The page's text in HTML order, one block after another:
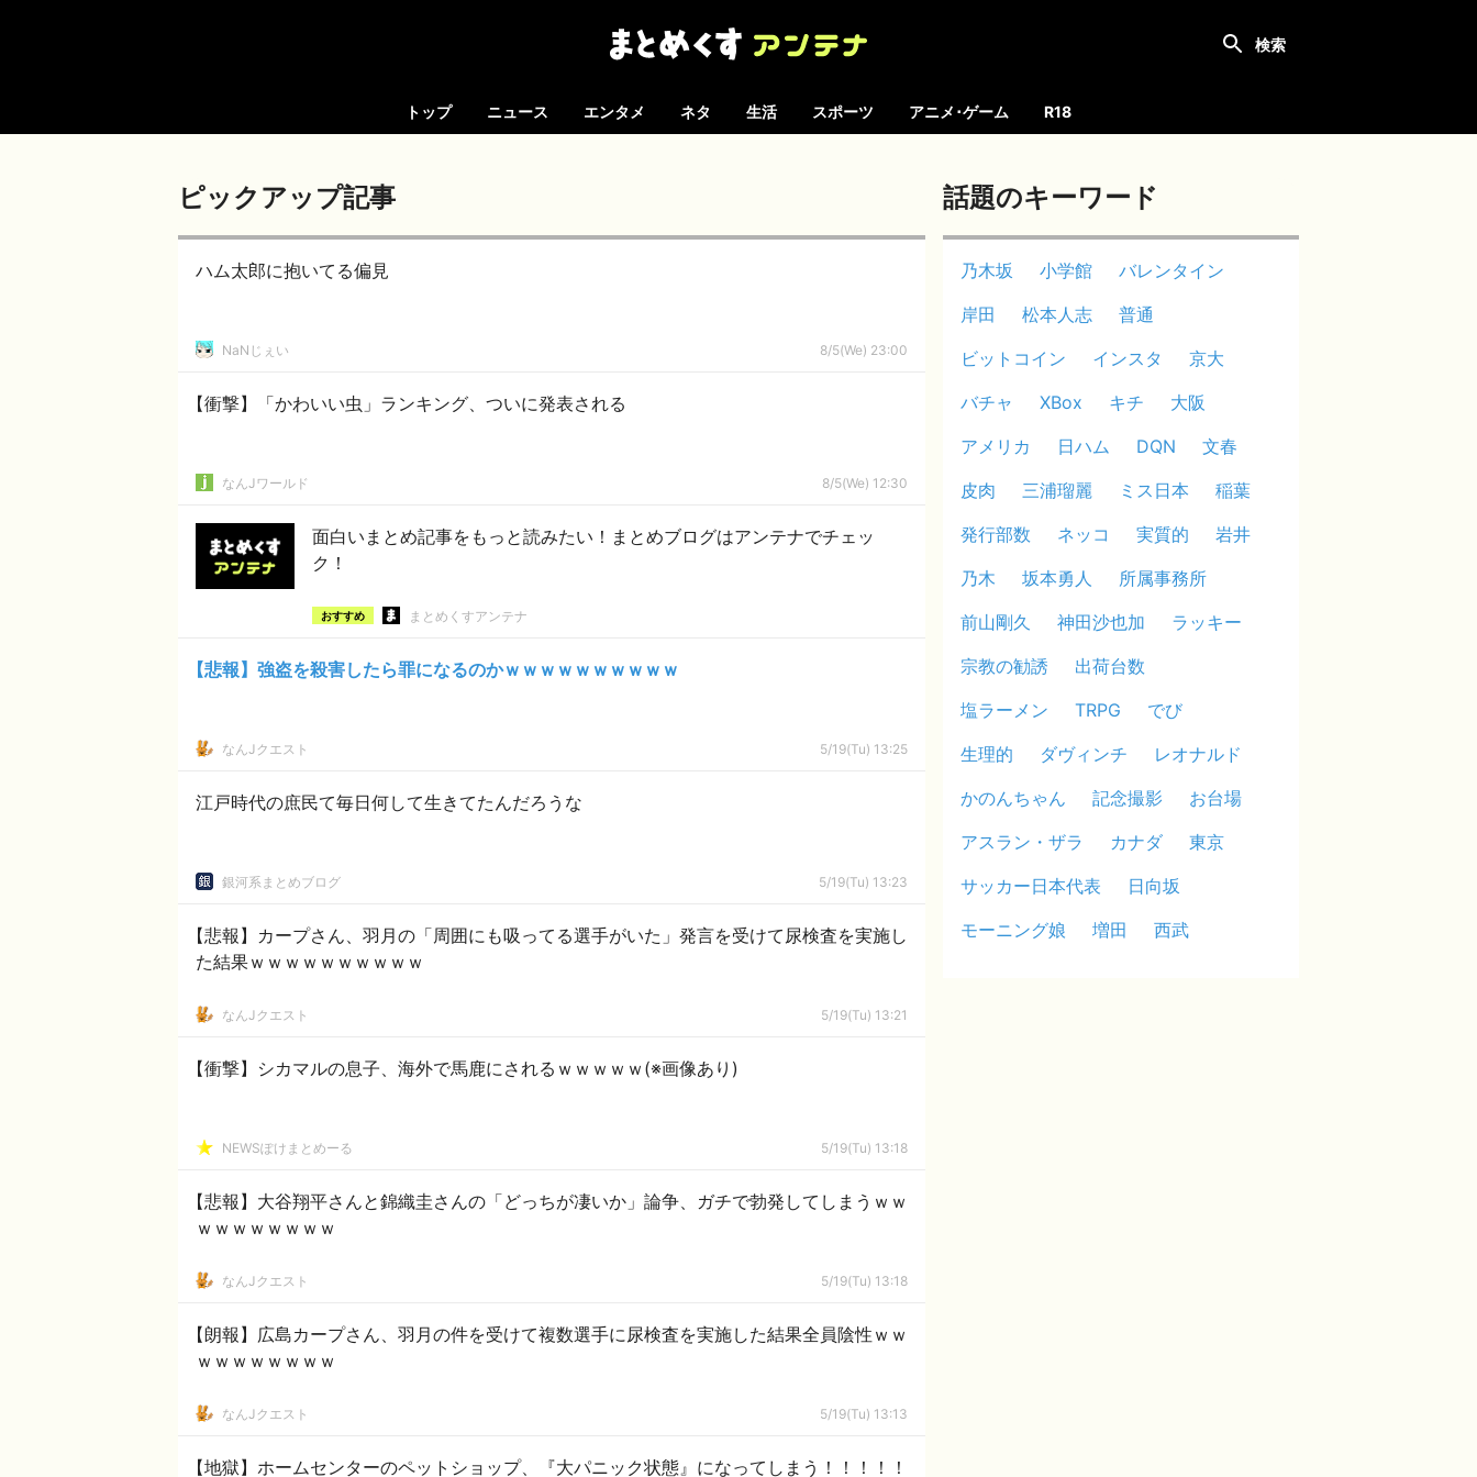
トップ ニュース エンタメ ネタ 生活 スポーツ アニメ･ゲーム R18
ピックアップ記事
ハム太郎に抱いてる偏見
NaNじぇい 8/5(We) 23:00
【衝撃】「かわいい虫」ランキング、ついに発表される
なんJワールド 8/5(We) 12:30
面白いまとめ記事をもっと読みたい！まとめブログはアンテナでチェッ
ク！
おすすめ まとめくすアンテナ
【悲報】強盗を殺害したら罪になるのかｗｗｗｗｗｗｗｗｗｗ
なんJクエスト 5/19(Tu) 13:25
江戸時代の庶民て毎日何して生きてたんだろうな
銀河系まとめブログ 5/19(Tu) 13:23
【悲報】カープさん、羽月の「周囲にも吸ってる選手がいた」発言を受けて尿検査を実施し
た結果ｗｗｗｗｗｗｗｗｗｗ
なんJクエスト 5/19(Tu) 13:21
【衝撃】シカマルの息子、海外で馬鹿にされるｗｗｗｗｗ(※画像あり)
NEWSぽけまとめーる 5/19(Tu) 13:18
【悲報】大谷翔平さんと錦織圭さんの「どっちが凄いか」論争、ガチで勃発してしまうｗｗ
ｗｗｗｗｗｗｗｗ
なんJクエスト 5/19(Tu) 13:18
【朗報】広島カープさん、羽月の件を受けて複数選手に尿検査を実施した結果全員陰性ｗｗ
ｗｗｗｗｗｗｗｗ
なんJクエスト 5/19(Tu) 13:13
【地獄】ホームセンターのペットショップ、『大パニック状態』になってしまう！！！！！
話題のキーワード
乃木坂 小学館
バレンタイン
岸田
松本人志
普通
ビットコイン
インスタ
京大
バチャ
XBox キチ
大阪
アメリカ
日ハム DQN
文春
皮肉
三浦瑠麗 ミス日本
稲葉
発行部数
ネッコ 実質的
岩井
乃木
坂本勇人
所属事務所
前山剛久
神田沙也加
ラッキー
宗教の勧誘
出荷台数
塩ラーメン
TRPG
でび
生理的
ダヴィンチ
レオナルド
かのんちゃん
記念撮影
お台場
アスラン・ザラ
カナダ
東京
サッカー日本代表
日向坂
モーニング娘
増田 西武